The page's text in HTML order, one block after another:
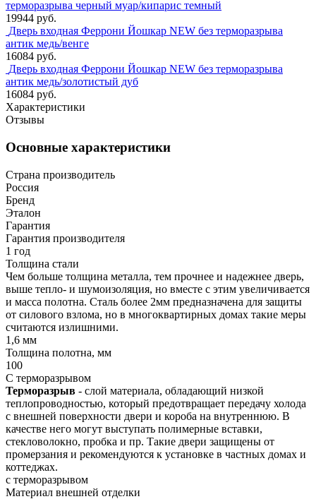
терморазрыва черный муар/кипарис темный
19944 руб.
Дверь входная Феррони Йошкар NEW без терморазрыва
антик медь/венге
16084 руб.
Дверь входная Феррони Йошкар NEW без терморазрыва
антик медь/золотистый дуб
16084 руб.
Характеристики
Отзывы
Основные характеристики
Страна производитель
Россия
Бренд
Эталон
Гарантия
Гарантия производителя
1 год
Толщина стали
Чем больше толщина металла, тем прочнее и надежнее дверь,
выше тепло- и шумоизоляция, но вместе с этим увеличивается
и масса полотна. Сталь более 2мм предназначена для защиты
от силового взлома, но в многоквартирных домах такие меры
считаются излишними.
1,6 мм
Толщина полотна, мм
100
С терморазрывом
Терморазрыв - слой материала, обладающий низкой
теплопроводностью, который предотвращает передачу холода
с внешней поверхности двери и короба на внутреннюю. В
качестве него могут выступать полимерные вставки,
стекловолокно, пробка и пр. Такие двери защищены от
промерзания и рекомендуются к установке в частных домах и
коттеджах.
с терморазрывом
Материал внешней отделки